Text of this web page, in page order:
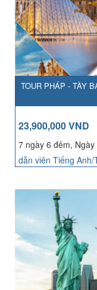
TOUR PHÁP - TÂY
23,900,000 VND
7 ngày 6 đêm,
dẫn viên Tiếng Anh/